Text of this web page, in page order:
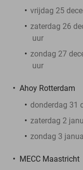
vrijdag 25
zaterdag 26
uur
zondag 27
uur
Ahoy Rotterdam
donderdag 31
zaterdag 2
zondag 3
MECC Maastricht